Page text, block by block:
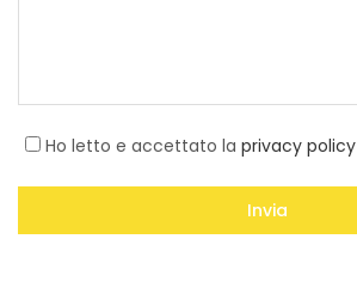
Ho letto e accettato la privacy policy